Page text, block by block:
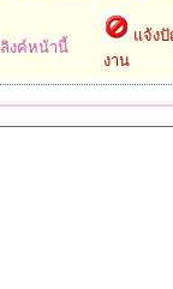
ลิงค์หน้านี้
แจ้ง
งาน